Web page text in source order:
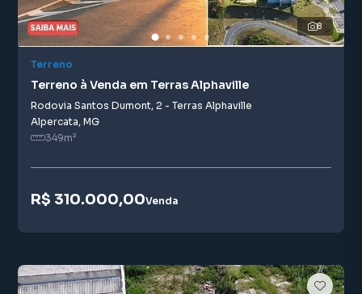
8
Terreno
Terreno à Venda em Terras Alphaville
Rodovia Santos Dumont, 2 - Terras Alphaville
Alpercata, MG
349m²
R$ 310.000,00Venda